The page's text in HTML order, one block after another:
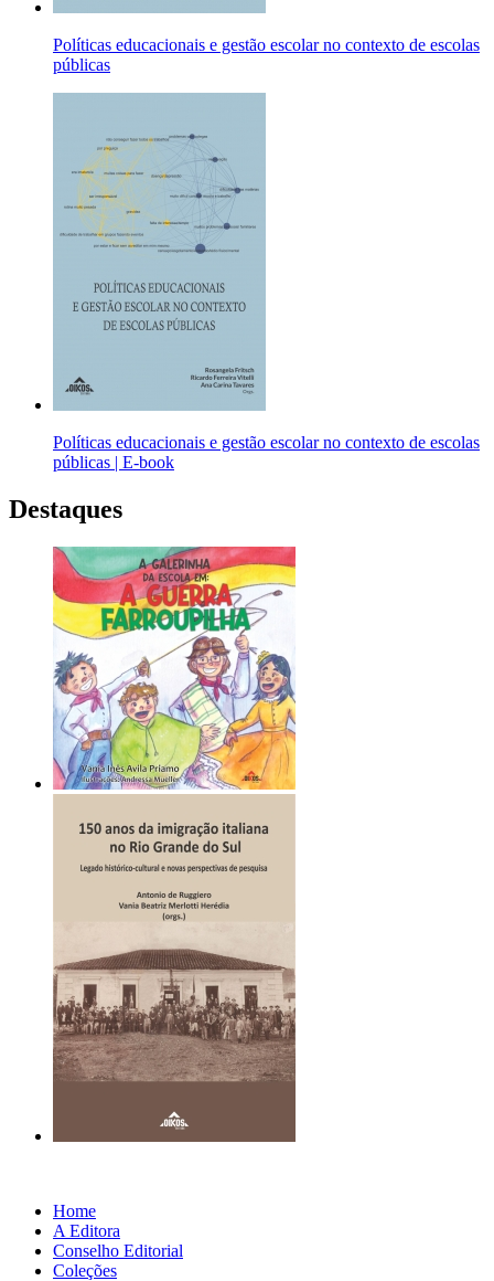
Políticas educacionais e gestão escolar no contexto de escolas
públicas
Políticas educacionais e gestão escolar no contexto de escolas
públicas | E-book
Destaques
Home
A Editora
Conselho Editorial
Coleções